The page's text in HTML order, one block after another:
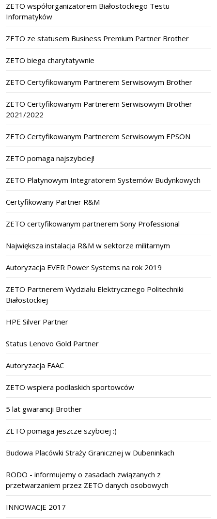
ZETO współorganizatorem Białostockiego Testu
Informatyków
ZETO ze statusem Business Premium Partner Brother
ZETO biega charytatywnie
ZETO Certyfikowanym Partnerem Serwisowym Brother
ZETO Certyfikowanym Partnerem Serwisowym Brother
2021/2022
ZETO Certyfikowanym Partnerem Serwisowym EPSON
ZETO pomaga najszybciej!
ZETO Platynowym Integratorem Systemów Budynkowych
Certyfikowany Partner R&M
ZETO certyfikowanym partnerem Sony Professional
Największa instalacja R&M w sektorze militarnym
Autoryzacja EVER Power Systems na rok 2019
ZETO Partnerem Wydziału Elektrycznego Politechniki
Białostockiej
HPE Silver Partner
Status Lenovo Gold Partner
Autoryzacja FAAC
ZETO wspiera podlaskich sportowców
5 lat gwarancji Brother
ZETO pomaga jeszcze szybciej :)
Budowa Placówki Straży Granicznej w Dubeninkach
RODO - informujemy o zasadach związanych z
przetwarzaniem przez ZETO danych osobowych
INNOWACJE 2017